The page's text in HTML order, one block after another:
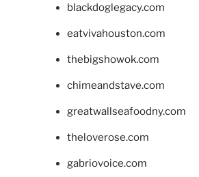
blackdoglegacy.com
eatvivahouston.com
thebigshowok.com
chimeandstave.com
greatwallseafoodny.com
theloverose.com
gabriovoice.com